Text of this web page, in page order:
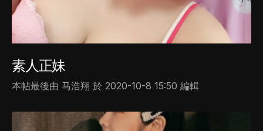
素人正妹
本帖最後由 马浩翔 於 2020-10-8 15:50 編輯